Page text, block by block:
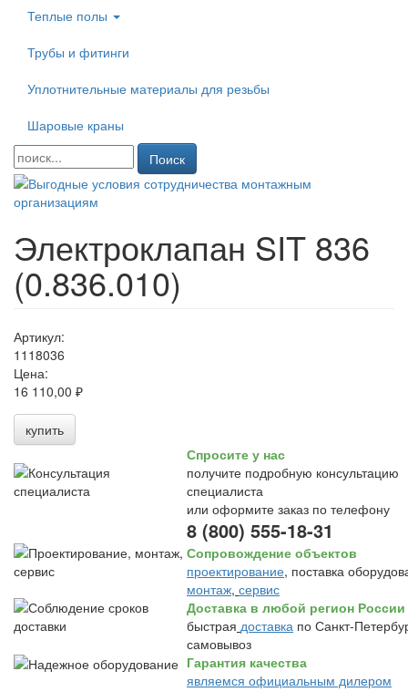
Теплые полы
Трубы и фитинги
Уплотнительные материалы для резьбы
Шаровые краны
Поиск
Электроклапан SIT 836
(0.836.010)
Артикул:
1118036
Цена:
16 110,00 ₽
купить
Спросите у нас
получите подробную консультацию
специалиста
или оформите заказ по телефону
8 (800) 555-18-31
Сопровождение объектов
проектирование, поставка
монтаж, сервис
Доставка в любой регион России
быстрая доставка по Санкт-
самовывоз
Гарантия качества
являемся официальным дилером